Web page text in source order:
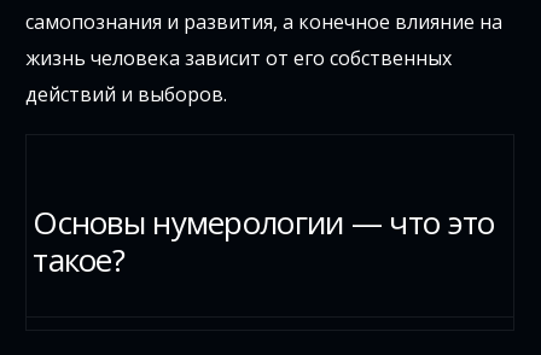
самопознания и развития, а конечное влияние на
жизнь человека зависит от его собственных
действий и выборов.
Основы нумерологии — что это
такое?